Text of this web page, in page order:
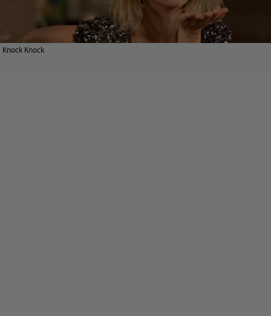
Knock Knock